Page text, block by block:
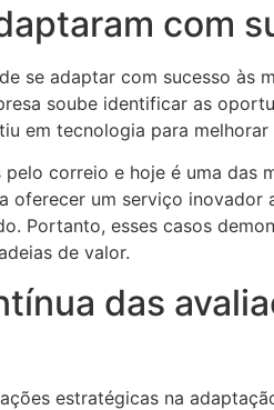
com
se adaptar com sucesso às
soube identificar as
em tecnologia para
correio e hoje é uma das
um serviço
Portanto, esses casos
de valor.
das
estratégicas na